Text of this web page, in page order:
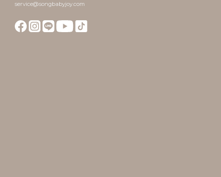
service@songbabyjoy.com